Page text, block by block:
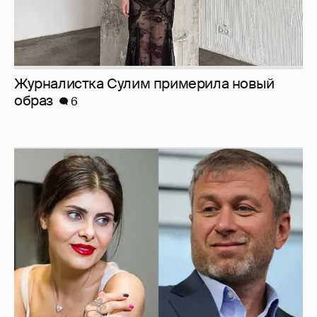
И снова невеста 357